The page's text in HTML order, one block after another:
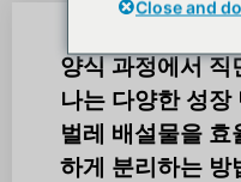
양식 과정에서 직
나는 다양한 성
벌레 배설물을
하게 분리하는 방
Close and